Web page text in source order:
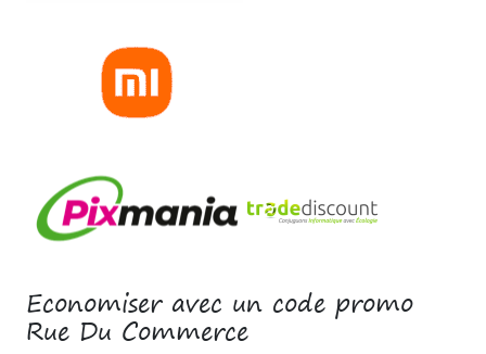
Economiser avec un code promo
Rue Du Commerce